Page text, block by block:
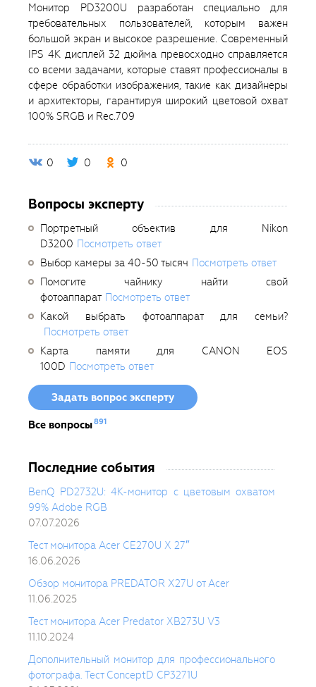
Монитор PD3200U разработан специально для
требовательных пользователей, которым важен
большой экран и высокое разрешение. Современный
IPS 4К дисплей 32 дюйма превосходно справляется
со всеми задачами, которые ставят профессионалы в
сфере обработки изображения, такие как дизайнеры
и архитекторы, гарантируя широкий цветовой охват
100% SRGB и Rec.709
0 0 0
Вопросы эксперту
Портретный объектив для Nikon
D3200 Посмотреть ответ
Выбор камеры за 40-50 тысяч Посмотреть ответ
Помогите чайнику найти свой
фотоаппарат Посмотреть ответ
Какой выбрать фотоаппарат для семьи?
Посмотреть ответ
Карта памяти для CANON EOS
100D Посмотреть ответ
Задать вопрос эксперту
Все вопросы891
Последние события
BenQ PD2732U: 4K-монитор с цветовым охватом
99% Adobe RGB
07.07.2026
Тест монитора Acer CE270U X 27″
16.06.2026
Обзор монитора PREDATOR X27U от Acer
11.06.2025
Тест монитора Acer Predator XB273U V3
11.10.2024
Дополнительный монитор для профессионального
фотографа. Тест ConceptD CP3271U